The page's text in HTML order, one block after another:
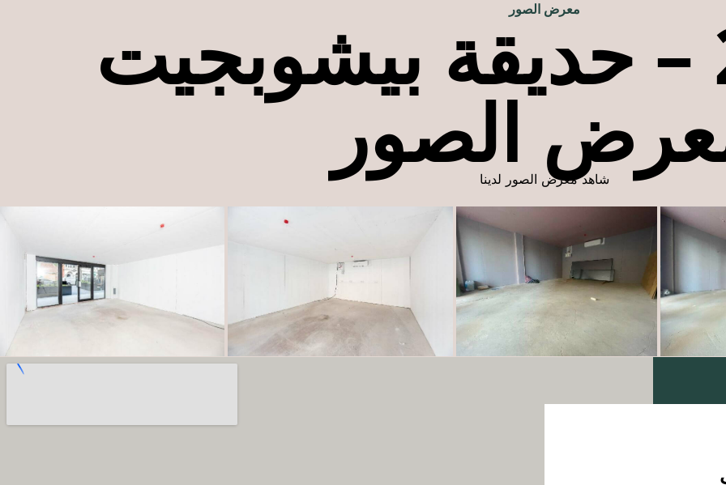
معرض الصور
الوحدة 2 – حديقة بيشوبجيت
الصور
شاهد معرض الصور لدينا